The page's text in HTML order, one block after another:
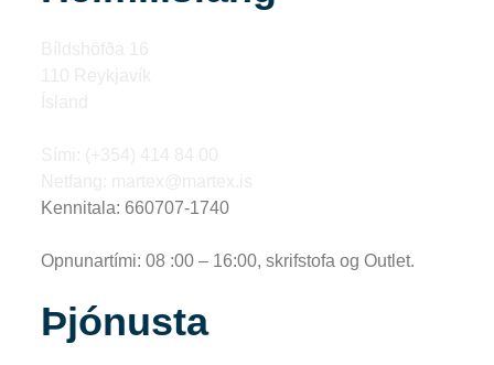
Kennitala: 660707-1740
Opnunartími: 08 :00 – 16:00, skrifstofa og Outlet.
Þjónusta